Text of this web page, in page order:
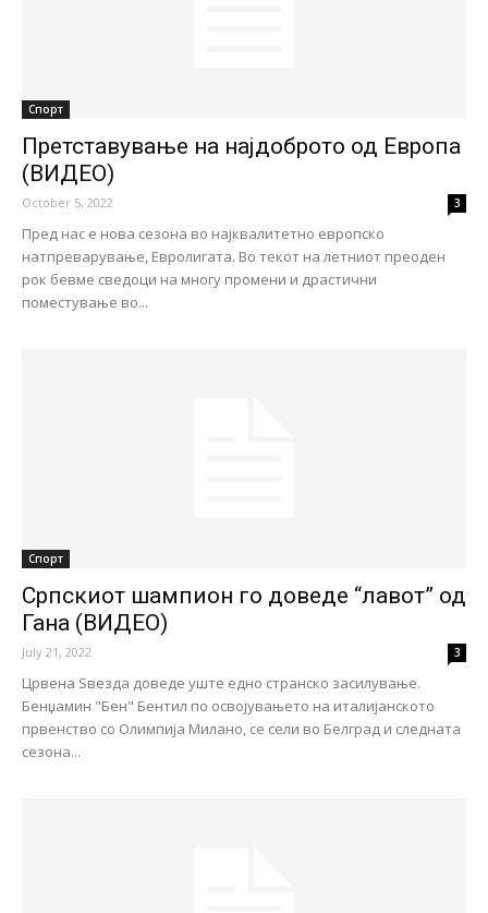
Спорт
Претставување на најдоброто од Европа
(ВИДЕО)
October 5, 2022 3
Пред нас е нова сезона во најквалитетно европско
натпреварување, Евролигата. Во текот на летниот преоден
рок бевме сведоци на многу промени и драстични
поместување во...
Спорт
Српскиот шампион го доведе “лавот” од
Гана (ВИДЕО)
July 21, 2022 3
Црвена Ѕвезда доведе уште едно странско засилување.
Бенџамин "Бен" Бентил по освојувањето на италијанското
првенство со Олимпија Милано, се сели во Белград и следната
сезона...